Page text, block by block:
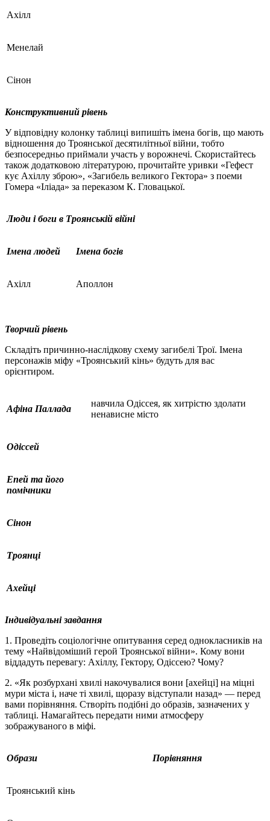
Ахілл
Менелай
Сінон
Конструктивний рівень
У відповідну колонку таблиці випишіть імена богів, що мають
відношення до Троянської десятилітньої війни, тобто
безпосередньо приймали участь у ворожнечі. Скористайтесь
також додатковою літературою, прочитайте уривки «Гефест
кує Ахіллу зброю», «Загибель великого Гектора» з поеми
Гомера «Іліада» за переказом К. Гловацької.
Люди і боги в Троянській війні
Імена людей Імена богів
Ахілл Аполлон
Творчий рівень
Складіть причинно-наслідкову схему загибелі Трої. Імена
персонажів міфу «Троянський кінь» будуть для вас
орієнтиром.
Афіна Паллада
навчила Одіссея, як хитрістю здолати
ненависне місто
Одіссей
Епей та його
помічники
Сінон
Троянці
Ахейці
Індивідуальні завдання
1. Проведіть соціологічне опитування серед однокласників на
тему «Найвідоміший герой Троянської війни». Кому вони
віддадуть перевагу: Ахіллу, Гектору, Одіссею? Чому?
2. «Як розбурхані хвилі накочувалися вони [ахейці] на міцні
мури міста і, наче ті хвилі, щоразу відступали назад» — перед
вами порівняння. Створіть подібні до образів, зазначених у
таблиці. Намагайтесь передати ними атмосферу
зображуваного в міфі.
Образи Порівняння
Троянський кінь